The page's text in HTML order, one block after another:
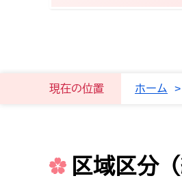
現在の位置 ホーム >
区域区分